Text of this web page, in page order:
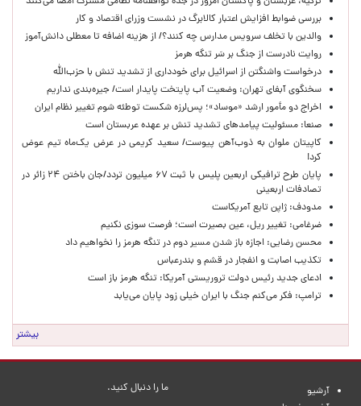
بررسی ضوابط افزایش اعتبار کالابرگ در نشست وزرای اقتصاد و کار
والدین با تخلف سرویس مدارس چه کنند؟/ از هزینه اضافه تا معطلی دانش‌آموز
روایت نادرست از جنگ بر سَر تنگه هرمز
درخواست واشنگتن از اسرائیل برای خودداری از تشدید تنش با حزب‌الله
سخنگوی آبفای تهران: وضعیت آب پایتخت پایدار است/ جیره‌بندی نداریم
اخراج دو مأمور ارشد «موساد»؛ پس‌لرزه شکست توطئه شوم تغییر نظام ایران
صنعا: مسئولیت پیامدهای تشدید تنش بر عهده عربستان است
کاپیتان ملوان به ذوب‌آهن پیوست/ سعید کریمی در عرض یک‌ماه تیم عوض
کرد!
پایان طرح ترافیکی اربعین پلیس با ثبت ۶۷ میلیون تردد/جان باختن ۲۴ زائر در
تصادفات اربعینی
مدودف: ژاپن تابع آمریکاست
ضرغامی: تغییر ریل، عین بصیرت است؛ فرصت سوزی نکنیم
محسن رضایی: اجازه باز شدن مسیر دوم در تنگه هرمز را نخواهیم داد
تکذیب اصابت و انفجار در قشم و بندرعباس
ادعای جدید رئیس دولت تروریستی آمریکا: تنگه هرمز باز است
ترامپ: فکر می‌کنم جنگ با ایران خیلی زود پایان می‌یابد
بیشتر
آرشیو
ما را دنبال کنید.